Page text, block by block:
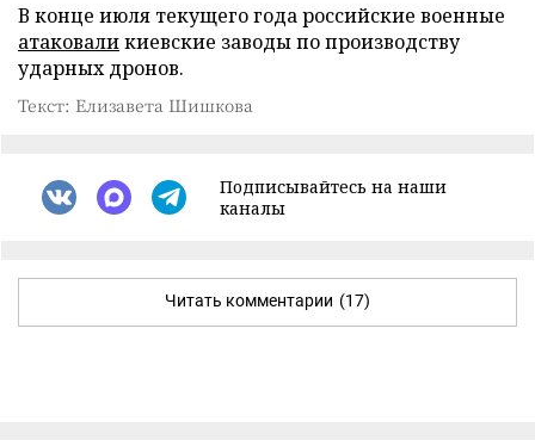
В конце июля текущего года российские военные
атаковаликиевские заводы по производству
ударных дронов.
Текст: Елизавета Шишкова
Подписывайтесь на наши
каналы
Читать комментарии (17)